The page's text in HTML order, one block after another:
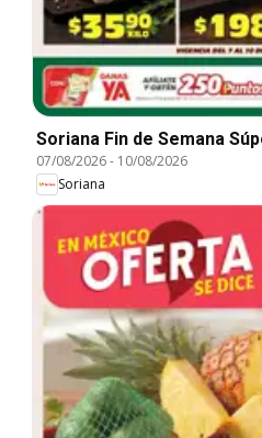
Soriana Fin de Semana
07/08/2026- 10/08/2026
Soriana